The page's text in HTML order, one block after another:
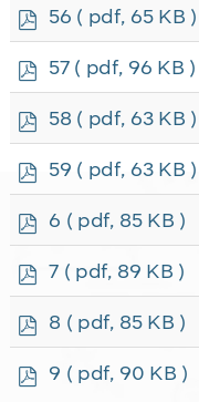
p56 ( pdf, 65 KB )
p57 ( pdf, 96 KB )
p58 ( pdf, 63 KB )
p59 ( pdf, 63 KB )
p6 ( pdf, 85 KB )
p
7 ( pdf, 89 KB )
p8 ( pdf, 85 KB )
p9 ( pdf, 90 KB )